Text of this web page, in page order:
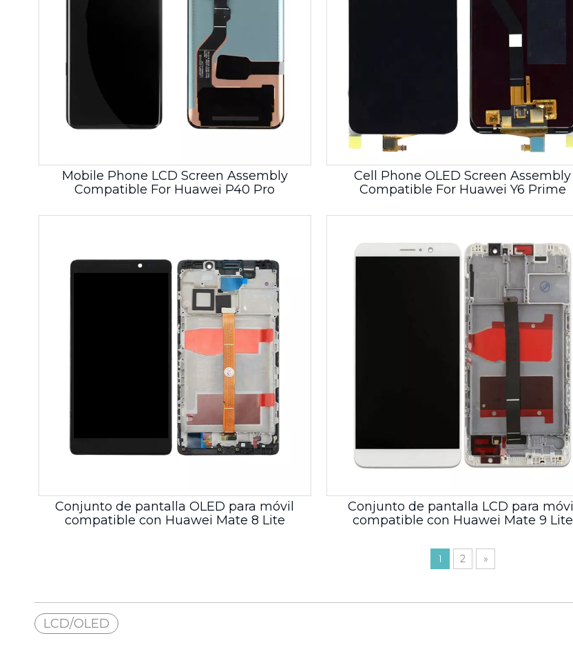
Mobile Phone LCD Screen Assembly
Compatible For Huawei P40 Pro
Cell Phone OLED Screen Assembly
Compatible For Huawei Y6 Prime
Conjunto de pantalla OLED para móvil
compatible con Huawei Mate 8 Lite
Conjunto de pantalla LCD para móvil
compatible con Huawei Mate 9 Lite
1 2 »
LCD/OLED